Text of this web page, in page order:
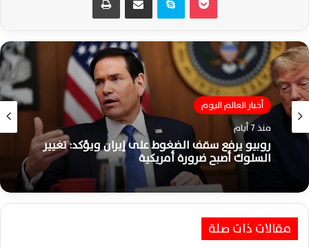
أخبار العالم اليوم
منذ 7 أيام
روبيو يرفع سقف الضغوط على إيران ويؤكد: تغيير
السلوك أصبح ضرورة أمريكية
أخبار العالم اليوم
منذ أسبوعين
حرائق إسبانيا وفرنسا والبرتغال تتسع وسط سباق
محموم للسيطرة وموجة حر قاتلة
مقالات ذات صلة